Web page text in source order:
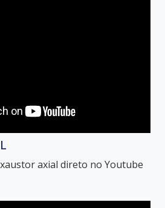
axial direto no Youtube